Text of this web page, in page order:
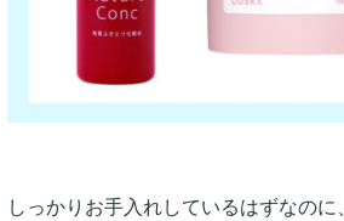
しっかりお手入れしているはずなの